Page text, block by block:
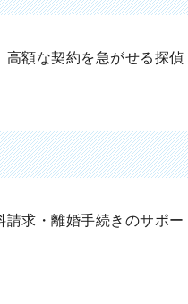
高額な契約を急がせる探偵
求・離婚手続きのサポー